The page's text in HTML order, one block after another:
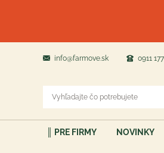
info@farmove.sk 0911
║ PRE FIRMY NOVINKY